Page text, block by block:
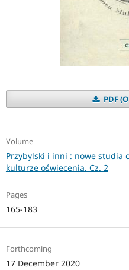
PDF
Volume
Przybylski i inni : nowe studia
kulturze oświecenia. Cz. 2
Pages
165-183
Forthcoming
17 December 2020